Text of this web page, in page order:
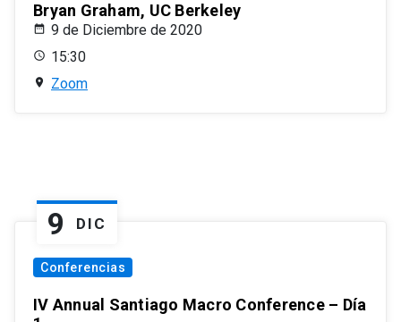
Bryan Graham, UC Berkeley
9 de Diciembre de 2020
15:30
Zoom
9 DIC
Conferencias
IV Annual Santiago Macro Conference – Día